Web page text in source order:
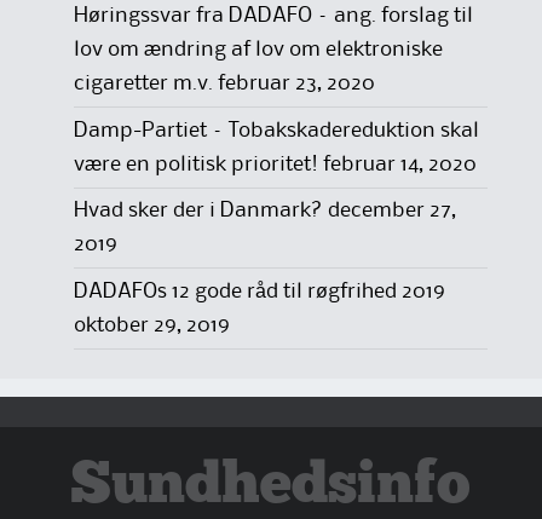
Høringssvar fra DADAFO – ang. forslag til
lov om ændring af lov om elektroniske
cigaretter m.v. februar 23, 2020
Damp-Partiet – Tobakskadereduktion skal
være en politisk prioritet! februar 14, 2020
Hvad sker der i Danmark? december 27,
2019
DADAFOs 12 gode råd til røgfrihed 2019
oktober 29, 2019
Sundhedsinfo